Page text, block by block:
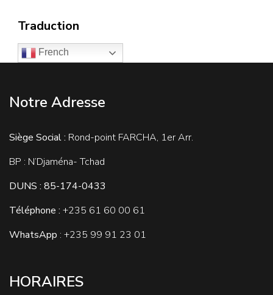
Traduction
French
Notre Adresse
Siège Social : Rond-point FARCHA, 1er Arr.
BP : N’Djaména- Tchad
DUNS : 85-174-0433
Téléphone : +235 61 60 00 61
WhatsApp : +235 99 91 23 01
HORAIRES